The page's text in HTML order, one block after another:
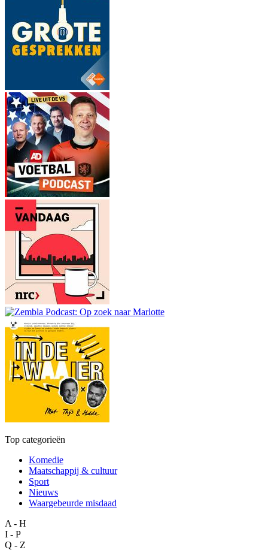
Top categorieën
Komedie
Maatschappij & cultuur
Sport
Nieuws
Waargebeurde misdaad
A - H
I - P
Q - Z